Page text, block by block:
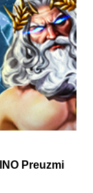
Preuzmi